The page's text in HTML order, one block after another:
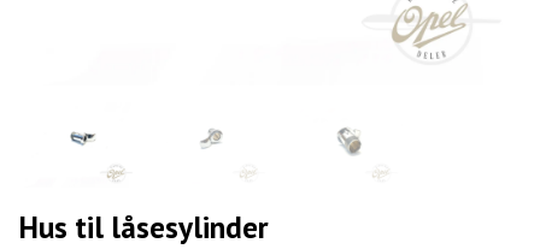
Hus til låsesylinder